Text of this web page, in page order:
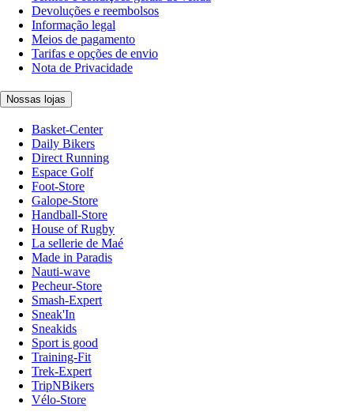
Devoluções e reembolsos
Informação legal
Meios de pagamento
Tarifas e opções de envio
Nota de Privacidade
Nossas lojas
Basket-Center
Daily Bikers
Direct Running
Espace Golf
Foot-Store
Galope-Store
Handball-Store
House of Rugby
La sellerie de Maé
Made in Paradis
Nauti-wave
Pecheur-Store
Smash-Expert
Sneak'In
Sneakids
Sport is good
Training-Fit
Trek-Expert
TripNBikers
Vélo-Store